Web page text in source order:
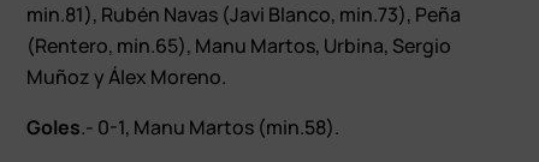
min.81), Rubén Navas (Javi Blanco, min.73), Peña
(Rentero, min.65), Manu Martos, Urbina, Sergio
Muñoz y Álex Moreno.
Goles.- 0-1, Manu Martos (min.58).